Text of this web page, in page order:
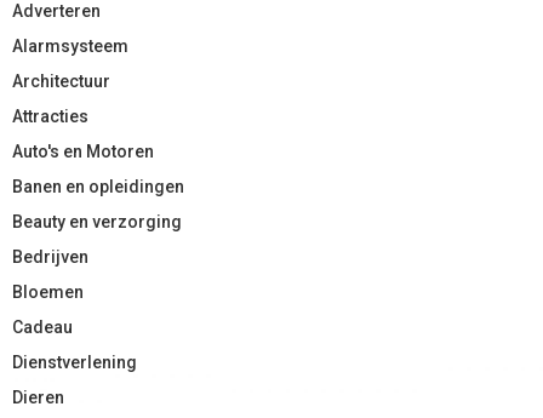
Adverteren
Alarmsysteem
Architectuur
Attracties
Auto's en Motoren
Banen en opleidingen
Beauty en verzorging
Bedrijven
Bloemen
Cadeau
Dienstverlening
Dieren